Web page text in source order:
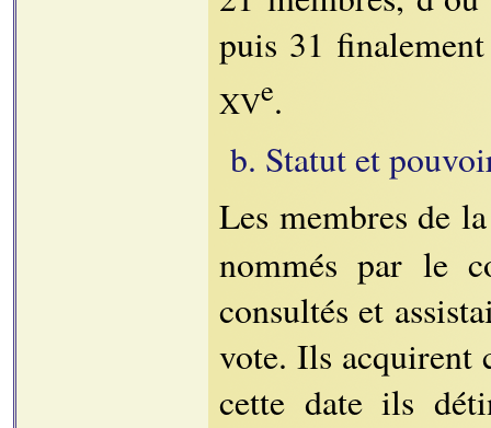
puis 31
XVe.
b. Statut et
Les membres de
nommés par le
consultés et
vote. Ils acquirent
cette date ils